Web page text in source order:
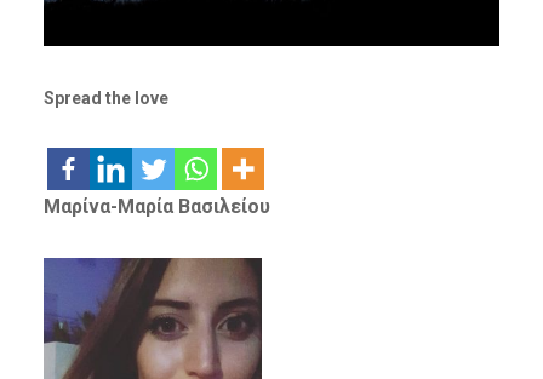
Spread the love
Μαρίνα-Μαρία Βασιλείου